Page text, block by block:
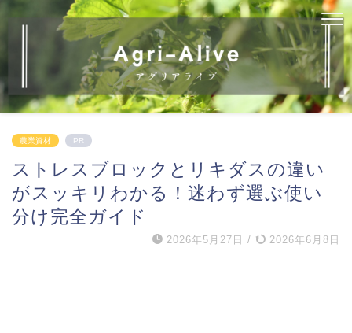
農業資材 PR
ストレスブロックとリキダスの違い
がスッキリわかる！迷わず選ぶ使い
分け完全ガイド
2026年5月27日 / 2026年6月8日